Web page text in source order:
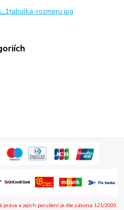
rozmeru.jpg
práva a jejich porušení je dle zákona 121/2000